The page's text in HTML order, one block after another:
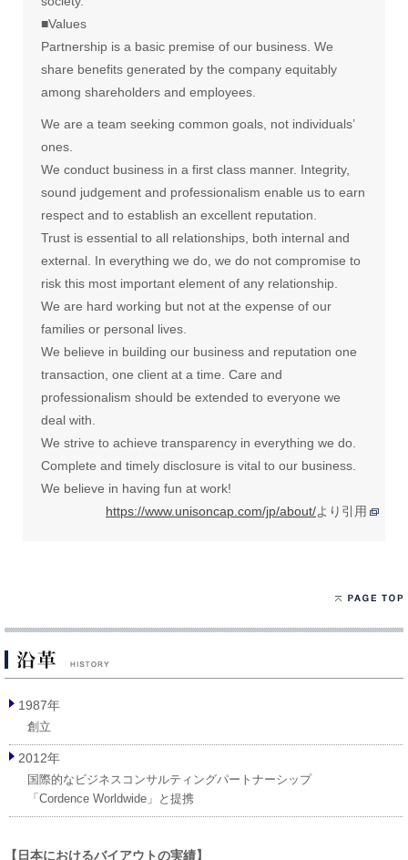
■Values
Partnership is a basic premise of our business. We
share benefits generated by the company equitably
among shareholders and employees.
We are a team seeking common goals, not individuals’
ones.
We conduct business in a first class manner. Integrity,
sound judgement and professionalism enable us to earn
respect and to establish an excellent reputation.
Trust is essential to all relationships, both internal and
external. In everything we do, we do not compromise to
risk this most important element of any relationship.
We are hard working but not at the expense of our
families or personal lives.
We believe in building our business and reputation one
transaction, one client at a time. Care and
professionalism should be extended to everyone we
deal with.
We strive to achieve transparency in everything we do.
Complete and timely disclosure is vital to our business.
We believe in having fun at work!
https://www.unisoncap.com/jp/about/より引用
1987年
創立
2012年
国際的なビジネスコンサルティングパートナーシップ
「Cordence Worldwide」と提携
【日本におけるバイアウトの実績】